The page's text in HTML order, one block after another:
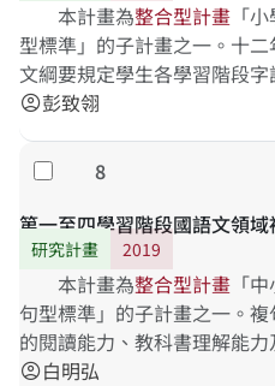
本計畫為整合型計畫 「
型標準」的子計畫之一。十
文綱要規定學生各學習階段
量，但並沒有任何文獻或資料
account_circle彭致翎
勾選
8
第一至四學習階段國語文領
研究計畫 2019
本計畫為整合型計畫 「
句型標準」的子計畫之一。
的閱讀能力、教科書理解能
中小學學習階段中，複句的學
account_circle白明弘